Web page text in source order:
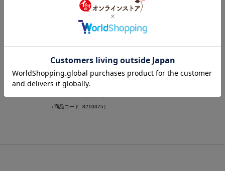
無料】茨城笠間市産 熟成むき
5.0（7）
￥24,000（税込）
（商品コード: 8210375）